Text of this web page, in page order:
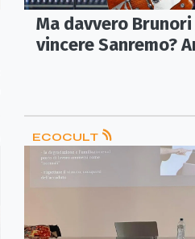
Ma davvero
vincere Sanremo?
bookmakers
ECOCULT